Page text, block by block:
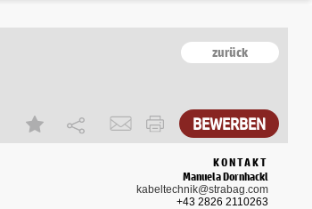
zurück
KONTAKT
Manuela Dornhackl
kabeltechnik@strabag.com
+43 2826 2110263